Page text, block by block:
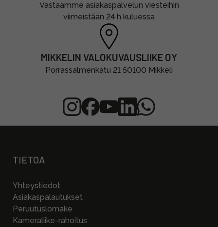
Vastaamme asiakaspalvelun viesteihin
viimeistään 24 h kuluessa
MIKKELIN VALOKUVAUSLIIKE OY
Porrassalmenkatu 21 50100 Mikkeli
TIETOA
Yhteystiedot
Asiakaspalautukset
Peruutuslomake
Kameraliike-rahoitus